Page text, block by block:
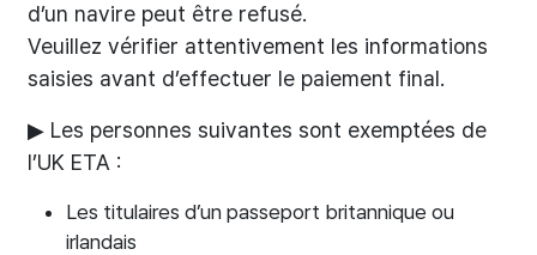
d’un navire peut être refusé.
Veuillez vérifier attentivement les informations
saisies avant d’effectuer le paiement final.
▶ Les personnes suivantes sont exemptées de
l’UK ETA :
Les titulaires d’un passeport britannique ou
irlandais